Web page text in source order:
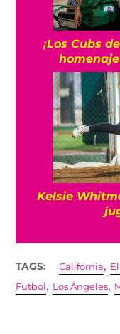
¡Los Cubs
Kelsie
TAGS: California,
Futbol , Los Ángeles,